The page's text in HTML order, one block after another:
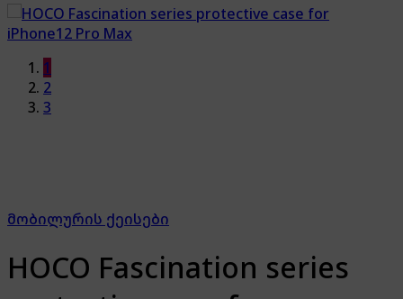
1
2
3
მობილურის ქეისები
HOCO Fascination series